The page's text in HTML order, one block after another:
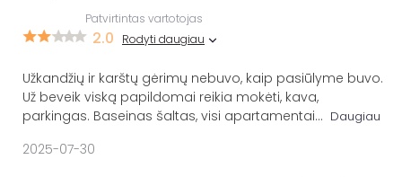
Patvirtintas vartotojas
2.0 Rodyti daugiau
Užkandžių ir karštų gėrimų nebuvo, kaip pasiūlyme buvo.
Už beveik viską papildomai reikia mokėti, kava,
parkingas. Baseinas šaltas, visi apartamentai... Daugiau
2025-07-30